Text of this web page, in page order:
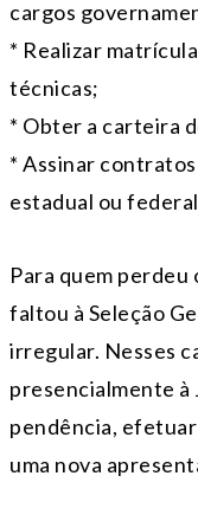
cargos
* Realizar
técnicas;
* Obter a carteira
* Assinar
estadual ou
Para quem perdeu
faltou à Seleção
irregular. Nesses
presencialmente
pendência,
uma nova